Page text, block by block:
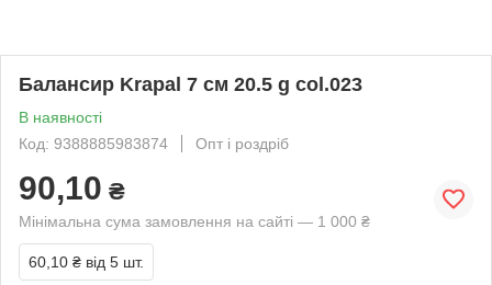
Балансир Krapal 7 см 20.5 g col.023
В наявності
Код: 9388885983874
Опт і роздріб
90,10 ₴
Мінімальна сума замовлення на сайті — 1 000 ₴
60,10 ₴ від 5 шт.